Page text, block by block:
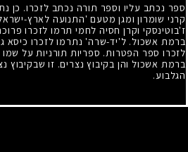
ספר נכתב עליו וספר תורה נכתב לזכרו. כן
קרני שומרון ומגן מטעם 'התנועה לארץ-
ז'בוטינסקי וקרן חסיה לחמי תרמו לזכרו
ברמת אשכול. ל'יד-שרה' נתרמו לזכרו כיסא
לזכרו ספר הפטרות. ספריות תורניות על
ברמת אשכול והן בקיבוץ נצרים. זו שבקיבוץ
הגלבוע.